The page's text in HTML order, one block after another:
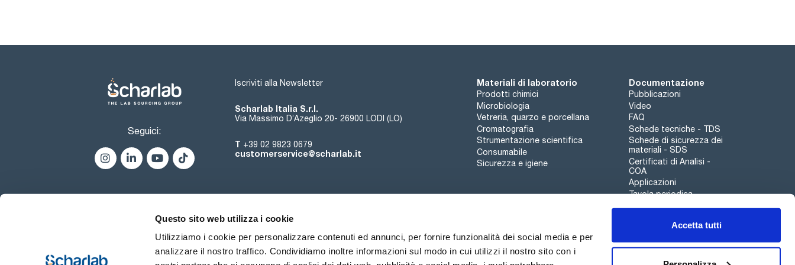
Questo sito web utilizza i cookie
Utilizziamo i cookie per personalizzare contenuti ed annunci, per fornire funzionalità dei social media e per
analizzare il nostro traffico. Condividiamo inoltre informazioni sul modo in cui utilizzi il nostro sito con i
Accetta tutti
Seguici:
Iscriviti alla Newsletter
Scharlab Italia S.r.l.
Via Massimo D’Azeglio 20- 26900 LODI (LO)
T +39 02 9823 0679
customerservice@scharlab.it
Materiali di laboratorio
Prodotti chimici
Microbiologia
Vetreria, quarzo e porcellana
Cromatografia
Strumentazione scientifica
Consumabile
Sicurezza e igiene
Documentazione
Pubblicazioni
Video
FAQ
Schede tecniche - TDS
Schede di sicurezza dei
materiali - SDS
Certificati di Analisi -
COA
Applicazioni
Tavola periodica
Canale di segnalazioni
Chi siamo Eventi Contatto Novità